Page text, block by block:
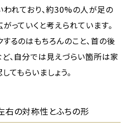
われており、約30%の人が足の
っていくと考えられています。
るのはもちろんのこと、首の後
、自分では見えづらい箇所は家
てもらいましょう。
の対称性とふちの形